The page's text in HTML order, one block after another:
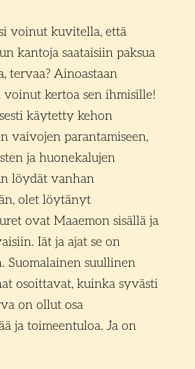
voinut kuvitella, että
kantoja saataisiin paksua
tervaa? Ainoastaan
kertoa sen ihmisille!
käytetty kehon
vaivojen parantamiseen,
ja huonekalujen
löydät vanhan
olet löytänyt
ovat Maaemon sisällä ja
Iät ja ajat se on
Suomalainen suullinen
osoittavat, kuinka syvästi
on ollut osa
ja toimeentuloa. Ja on